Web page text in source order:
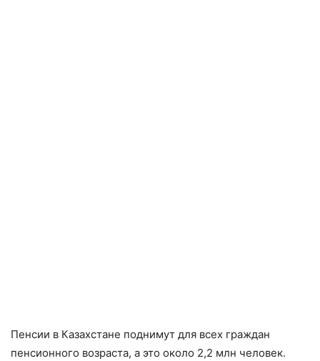
Пенсии в Казахстане поднимут для всех граждан
пенсионного возраста, а это около 2,2 млн человек.